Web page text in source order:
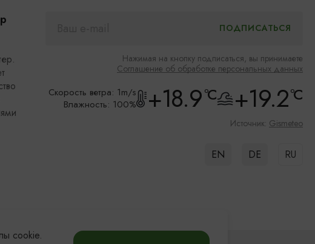
Нажимая на кнопку подписаться, вы принимаете
Соглашение об обработке персональных данных
Скорость ветра: 1m/s
Влажность: 100%
+18.9°C +19.2°C
Источник: Gismeteo
EN DE RU
cookie.